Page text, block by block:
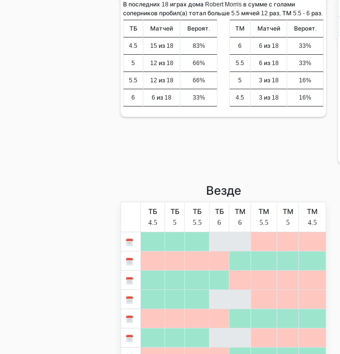
В последних 18 играх дома Robert Morris в сумме с голами
соперников пробил(а) тотал больше 5.5 мячей 12 раз, ТМ 5.5 - 6 раз.
ТБ Матчей Вероят.
4.5 15 из 18 83%
5 12 из 18 66%
5.5 12 из 18 66%
6 6 из 18 33%
ТМ Матчей Вероят.
6 6 из 18 33%
5.5 6 из 18 33%
5 3 из 18 16%
4.5 3 из 18 16%
Везде
ТБ
4.5
ТБ
5
ТБ
5.5
ТБ
6
ТМ
6
ТМ
5.5
ТМ
5
ТМ
4.5